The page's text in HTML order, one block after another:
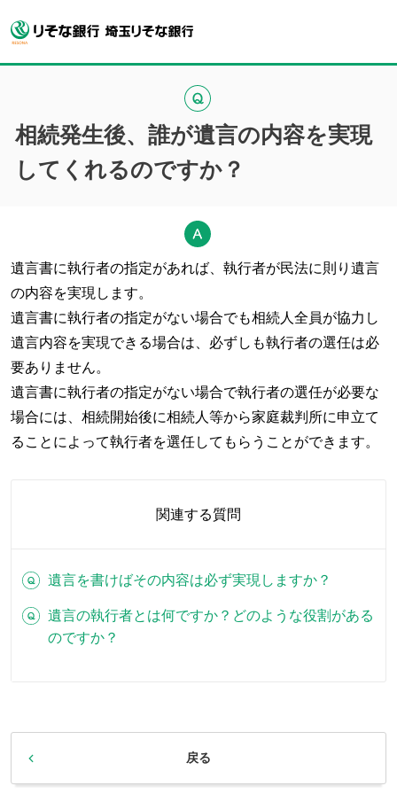
相続発生後、誰が遺言の内容を実現
してくれるのですか？
遺言書に執行者の指定があれば、執行者が民法に則り遺言
の内容を実現します。
遺言書に執行者の指定がない場合でも相続人全員が協力し
遺言内容を実現できる場合は、必ずしも執行者の選任は必
要ありません。
遺言書に執行者の指定がない場合で執行者の選任が必要な
場合には、相続開始後に相続人等から家庭裁判所に申立て
ることによって執行者を選任してもらうことができます。
関連する質問
遺言を書けばその内容は必ず実現しますか？
遺言の執行者とは何ですか？どのような役割がある
のですか？
戻る